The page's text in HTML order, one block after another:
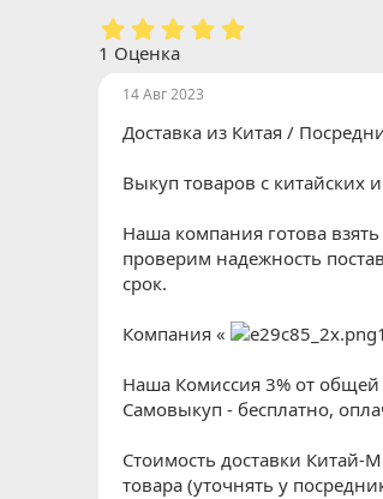
в
з
1 Оценка
14 Авг 2023
Доставка из Китая /
Выкуп товаров с китайских
Наша компания готова
проверим надежность
срок.
Компания «
Наша Комиссия 3% от общей
Самовыкуп - бесплатно,
Стоимость доставки Китай-
товара (уточнять у